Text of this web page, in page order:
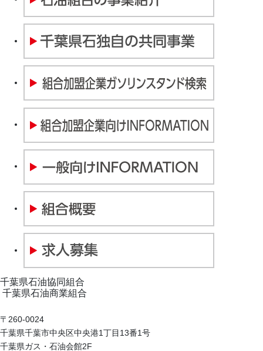
千葉県石油協同組合
千葉県石油商業組合
〒260-0024
千葉県千葉市中央区中央港1丁目13番1号
千葉県ガス・石油会館2F